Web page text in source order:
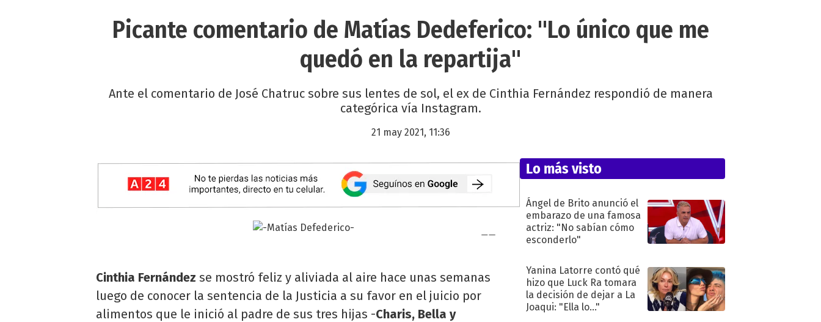
Picante comentario de Matías Dedeferico: "Lo único que me
quedó en la repartija"
Ante el comentario de José Chatruc sobre sus lentes de sol, el ex de Cinthia Fernández respondió de manera
categórica vía Instagram.
21 may 2021, 11:36
Cinthia Fernández se mostró feliz y aliviada al aire hace unas semanas
luego de conocer la sentencia de la Justicia a su favor en el juicio por
alimentos que le inició al padre de sus tres hijas -Charis, Bella y
Lo más visto
Ángel de Brito anunció el
embarazo de una famosa
actriz: "No sabían cómo
esconderlo"
Yanina Latorre contó qué
hizo que Luck Ra tomara
la decisión de dejar a La
Joaqui: "Ella lo..."